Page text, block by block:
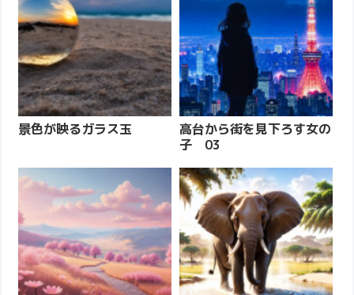
景色が映るガラス玉
高台から街を見下ろす女の
子 03